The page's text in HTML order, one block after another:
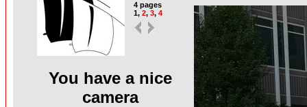
4 pages
1, 2, 3, 4
You have a nice
camera